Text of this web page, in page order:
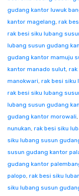
gudang kantor luwuk
kantor magelang, rak
rak besi siku lubang
lubang susun gudang
gudang kantor mamuju
kantor manado sulut, rak
manokwari, rak besi siku
rak besi siku lubang
lubang susun gudang
gudang kantor morowali,
nunukan, rak besi siku
siku lubang susun
susun gudang kantor
gudang kantor
palopo, rak besi siku
siku lubang susun